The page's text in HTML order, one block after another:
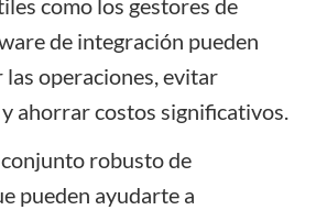
como los gestores de
de integración pueden
las operaciones, evitar
ahorrar costos significativos.
robusto de
pueden ayudarte a